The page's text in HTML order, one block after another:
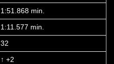
1:51.868 min.
1:11.577 min.
32
↑ +2